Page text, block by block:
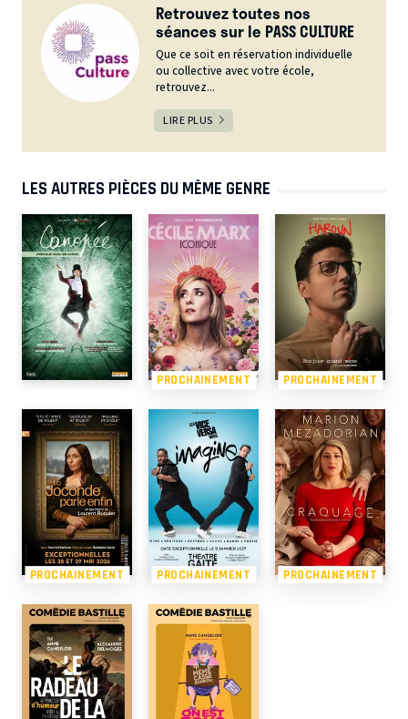
Retrouvez toutes nos
séances sur le PASS CULTURE
Que ce soit en réservation individuelle
ou collective avec votre école,
retrouvez...
LIRE PLUS
LES AUTRES PIÈCES DU MÊME GENRE
PROCHAINEMENT PROCHAINEMENT
PROCHAINEMENT PROCHAINEMENT PROCHAINEMENT